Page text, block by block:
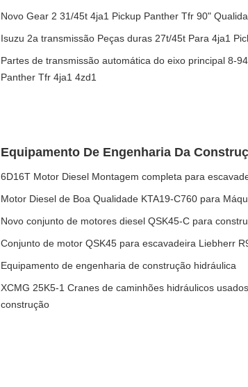
Novo Gear 2 31/45t 4ja1 Pickup Panther Tfr 90"
Isuzu 2a transmissão Peças duras 27t/45t Para 4ja1
Partes de transmissão automática do eixo principal 8-
Panther Tfr 4ja1 4zd1
Equipamento De Engenharia Da
6D16T Motor Diesel Montagem completa para
Motor Diesel de Boa Qualidade KTA19-C760 para
Novo conjunto de motores diesel QSK45-C para
Conjunto de motor QSK45 para escavadeira Liebherr
Equipamento de engenharia de construção hidráulica
XCMG 25K5-1 Cranes de caminhões hidráulicos
construção